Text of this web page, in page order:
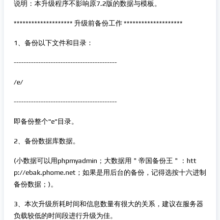
说明：本升级程序不影响原7.2版的数据与模板。
******************** 升级前备份工作 ********************
1、备份以下文件和目录：
------------------------------------------
/e/
------------------------------------------
即备份整个"e"目录。
2、备份数据库数据。
(小数据可以用phpmyadmin；大数据用＂帝国备份王＂：htt
p://ebak.phome.net；如果是用后台的备份，记得选按十六进制
备份数据；)。
3、本次升级所耗时间和信息数量有很大的关系，建议在服务器
负载较低的时间段进行升级为佳。